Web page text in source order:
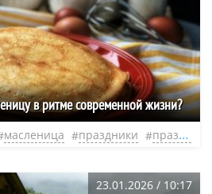
в ритме современной жизни?
масленица праздники празднование
23.01.2026 / 10:17